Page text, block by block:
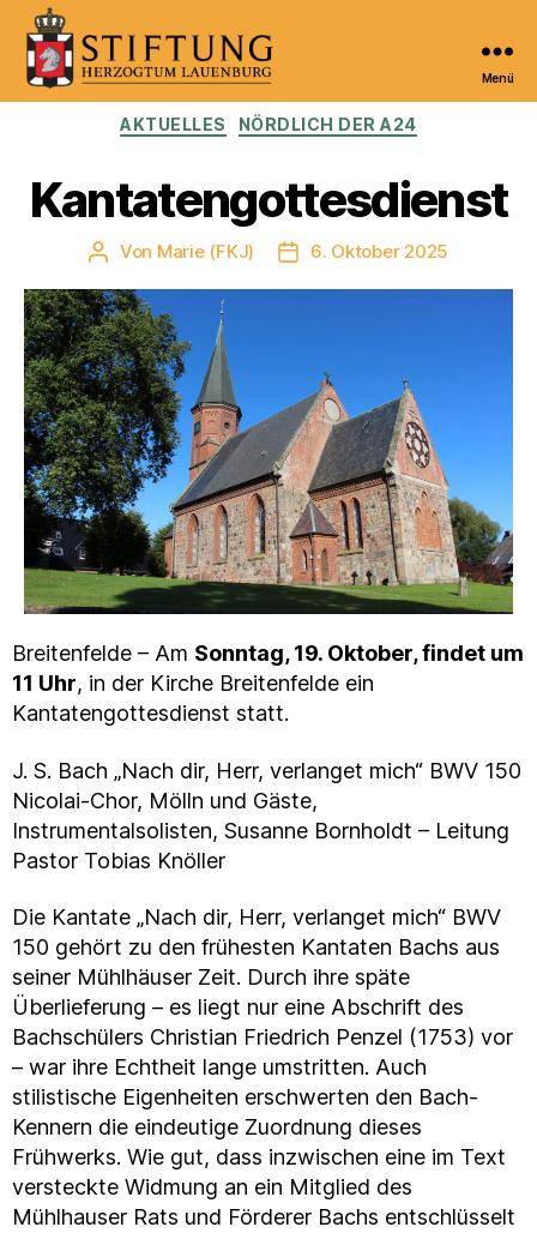
Kulturportal
Herzogtum
Lauenburg
Menü
Kategorien
AKTUELLES NÖRDLICH DER A24
Kantatengottesdienst
Beitragsautor
Von Marie (FKJ) Veröffentlichungsdatum
6. Oktober 2025
Breitenfelde – Am Sonntag, 19. Oktober, findet um
11 Uhr, in der Kirche Breitenfelde ein
Kantatengottesdienst statt.
J. S. Bach „Nach dir, Herr, verlanget mich“ BWV 150
Nicolai-Chor, Mölln und Gäste,
Instrumentalsolisten, Susanne Bornholdt – Leitung
Pastor Tobias Knöller
Die Kantate „Nach dir, Herr, verlanget mich“ BWV
150 gehört zu den frühesten Kantaten Bachs aus
seiner Mühlhäuser Zeit. Durch ihre späte
Überlieferung – es liegt nur eine Abschrift des
Bachschülers Christian Friedrich Penzel (1753) vor
– war ihre Echtheit lange umstritten. Auch
stilistische Eigenheiten erschwerten den Bach-
Kennern die eindeutige Zuordnung dieses
Frühwerks. Wie gut, dass inzwischen eine im Text
versteckte Widmung an ein Mitglied des
Mühlhauser Rats und Förderer Bachs entschlüsselt